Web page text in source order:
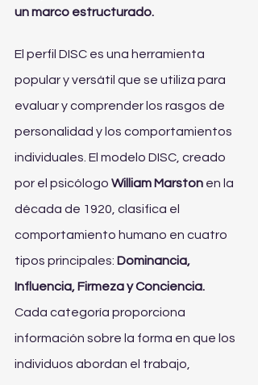
un marco estructurado.
El perfil DISC es una herramienta
popular y versátil que se utiliza para
evaluar y comprender los rasgos de
personalidad y los comportamientos
individuales. El modelo DISC, creado
por el psicólogo William Marston en la
década de 1920, clasifica el
comportamiento humano en cuatro
tipos principales: Dominancia,
Influencia, Firmeza y Conciencia.
Cada categoría proporciona
información sobre la forma en que los
individuos abordan el trabajo,